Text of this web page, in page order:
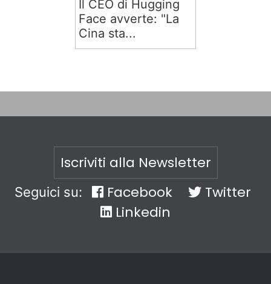
Il CEO di Hugging
Face avverte: "La
Cina sta...
Iscriviti alla Newsletter
Seguici su: Facebook
Twitter
Linkedin